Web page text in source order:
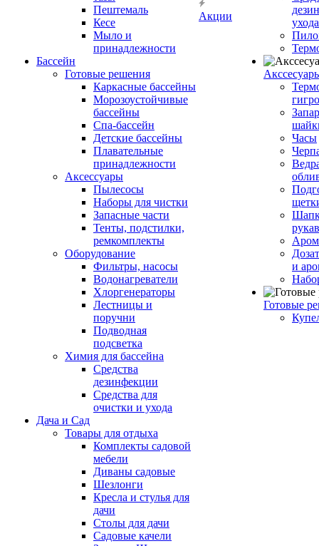
Пештемаль
Кесе
Мыло и
принадлежности
Бассейн
Готовые решения
Каркасные бассейны
Морозоустойчивые
бассейны
Спа-бассейн
Детские бассейны
Плавательные
принадлежности
Аксессуары
Пылесосы
Наборы для чистки
Запасные части
Тенты, подстилки,
ремкомплекты
Оборудование
Фильтры, насосы
Водонагреватели
Хлоргенераторы
Лестницы и
поручни
Подводная
подсветка
Химия для бассейна
Средства
дезинфекции
Средства для
очистки и ухода
Дача и Сад
Товары для отдыха
Комплекты садовой
мебели
Диваны садовые
Шезлонги
Кресла и стулья для
дачи
Столы для дачи
Садовые качели
Акции
ухода
Часы
и
Готовые